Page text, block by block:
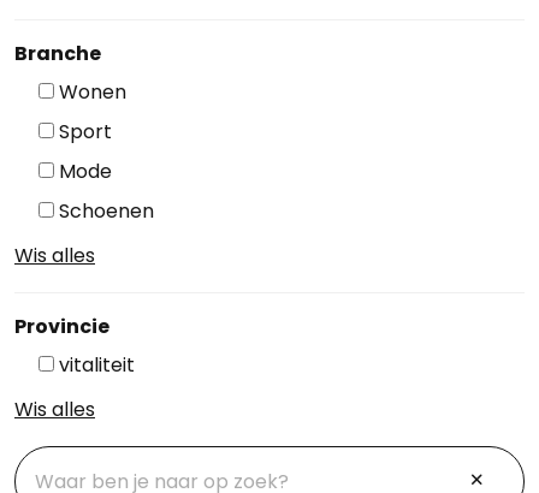
Branche
Wonen
Sport
Mode
Schoenen
Wis alles
Provincie
vitaliteit
Wis alles